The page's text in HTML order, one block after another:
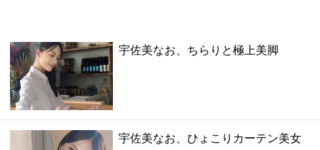
宇佐美なお、ちらりと極上美脚
宇佐美なお、ひょこりカーテン美女